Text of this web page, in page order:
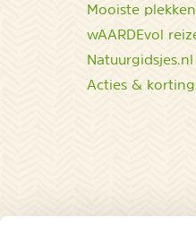
Mooiste
wAARDEvol
Natuurgidsjes.nl
Acties &